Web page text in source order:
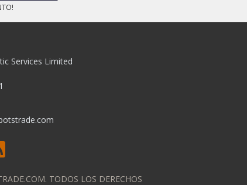
Services Limited
TODOS LOS DERECHOS